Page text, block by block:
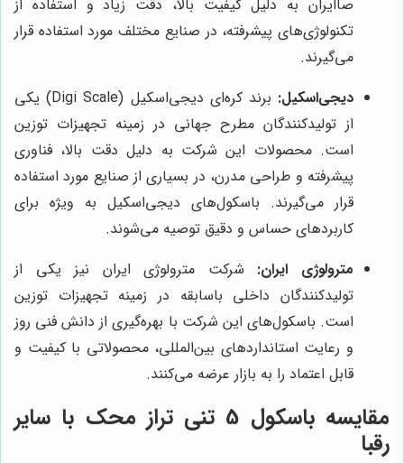
صاایران به دلیل کیفیت بالا، دقت زیاد و استفاده از
تکنولوژی‌های پیشرفته، در صنایع مختلف مورد استفاده قرار
می‌گیرند.
دیجی‌اسکیل:
برند کره‌ای دیجی‌اسکیل (Digi Scale) یکی
از تولیدکنندگان مطرح جهانی در زمینه تجهیزات توزین
است. محصولات این شرکت به دلیل دقت بالا، فناوری
پیشرفته و طراحی مدرن، در بسیاری از صنایع مورد استفاده
قرار می‌گیرند. باسکول‌های دیجی‌اسکیل به ویژه برای
کاربردهای حساس و دقیق توصیه می‌شوند.
مترولوژی ایران: شرکت مترولوژی ایران نیز یکی از
تولیدکنندگان داخلی باسابقه در زمینه تجهیزات توزین
است. باسکول‌های این شرکت با بهره‌گیری از دانش فنی روز
و رعایت استانداردهای بین‌المللی، محصولاتی با کیفیت و
قابل اعتماد را به بازار عرضه می‌کنند.
مقایسه باسکول 5 تنی تراز محک با سایر
رقبا